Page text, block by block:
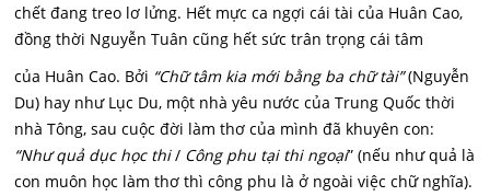
chết đang treo lơ lửng. Hết mực ca ngợi cái tài của Huân Cao,
đồng thời Nguyễn Tuân cũng hết sức trân trọng cái tâm
của Huân Cao. Bởi “Chữ tâm kia mới bằng ba chữ tài”(Nguyễn
Du) hay như Lục Du, một nhà yêu nước của Trung Quốc thời
nhà Tông, sau cuộc đời làm thơ của mình đã khuyên con:
“Như quả dục học thi/ Công phu tại thi ngoại” (nếu như quả là
con muôn học làm thơ thì công phu là ở ngoài việc chữ nghĩa).